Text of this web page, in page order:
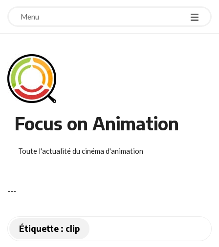
Menu
Focus on Animation
Toute l'actualité du cinéma d'animation
---
Étiquette : clip